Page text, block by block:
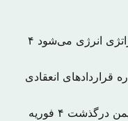
انرژی می‌شود ۴
قراردادهای انعقادی
درگذشت
۴ فوریه